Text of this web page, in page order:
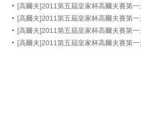
[高爾夫]2011第五屆皇家杯高爾夫賽第一
[高爾夫]2011第五屆皇家杯高爾夫賽第一
[高爾夫]2011第五屆皇家杯高爾夫賽第一
[高爾夫]2011第五屆皇家杯高爾夫賽第一